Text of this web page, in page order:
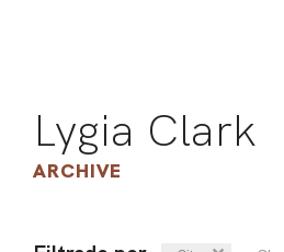
Lygia Clark
ARCHIVE